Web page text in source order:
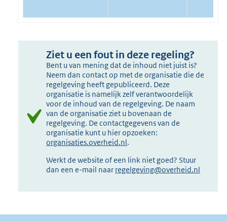
Ziet u een fout in deze regeling?
Bent u van mening dat de inhoud niet juist is?
Neem dan contact op met de organisatie die de
regelgeving heeft gepubliceerd. Deze
organisatie is namelijk zelf verantwoordelijk
voor de inhoud van de regelgeving. De naam
van de organisatie ziet u bovenaan de
regelgeving. De contactgegevens van de
organisatie kunt u hier opzoeken:
organisaties.overheid.nl.
Werkt de website of een link niet goed? Stuur
dan een e-mail naar regelgeving@overheid.nl